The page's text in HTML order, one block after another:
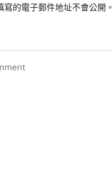
寫的電子郵件地址不會公開。